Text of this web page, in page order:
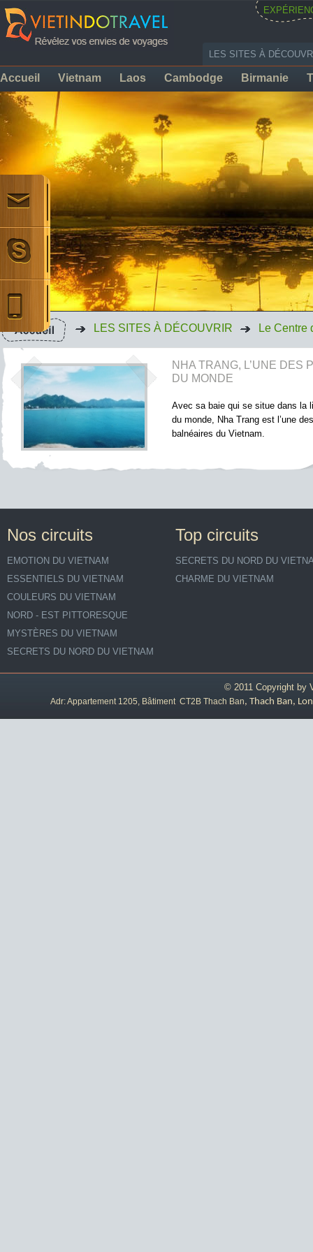
LES SITES À
Accueil Vietnam Laos Cambodge Birmanie
LES SITES À DÉCOUVRIR Le Centre
NHA TRANG, L’UNE DES
DU MONDE
Avec sa baie qui se situe dans la
du monde, Nha Trang est l’une
balnéaires du Vietnam.
Nos circuits
EMOTION DU VIETNAM
ESSENTIELS DU VIETNAM
COULEURS DU VIETNAM
NORD - EST PITTORESQUE
MYSTÈRES DU VIETNAM
SECRETS DU NORD DU VIETNAM
Top circuits
SECRETS DU NORD DU
CHARME DU VIETNAM
© 2011 Copyright by
Adr: Appartement 1205, Bâtiment CT2B Thach Ban, Thach Ban,